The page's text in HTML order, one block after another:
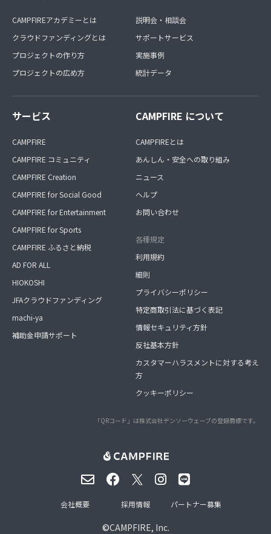
CAMPFIREアカデミーとは
クラウドファンディングとは
プロジェクトの作り方
プロジェクトの広め方
説明会・相談会
サポートサービス
実施事例
統計データ
サービス
CAMPFIRE
CAMPFIRE コミュニティ
CAMPFIRE Creation
CAMPFIRE for Social Good
CAMPFIRE for Entertainment
CAMPFIRE for Sports
CAMPFIRE ふるさと納税
AD FOR ALL
HIOKOSHI
JFAクラウドファンディング
machi-ya
補助金申請サポート
CAMPFIRE について
CAMPFIREとは
あんしん・安全への取り組み
ニュース
ヘルプ
お問い合わせ
各種規定
利用規約
細則
プライバシーポリシー
特定商取引法に基づく表記
情報セキュリティ方針
反社基本方針
カスタマーハラスメントに対する考え
方
クッキーポリシー
「QRコード」は株式会社デンソーウェーブの登録商標です。
©CAMPFIRE, Inc.
会社概要 採用情報 パートナー募集